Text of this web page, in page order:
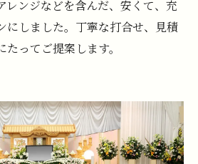
レンジなどを含んだ、安くて、充
にしました。丁寧な打合せ、見積
ってご提案します。